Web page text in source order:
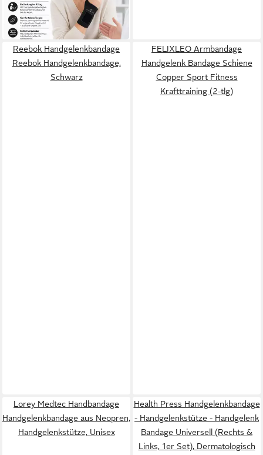
-17%
in 3-4 Werktagen bei dir
Reebok Handgelenkbandage
Reebok Handgelenkbandage,
Schwarz
FELIXLEO Armbandage
Handgelenk Bandage Schiene
Copper Sport Fitness
Krafttraining (2-tlg)
Lorey Medtec Handbandage
Handgelenkbandage aus Neopren,
Handgelenkstütze, Unisex
Health Press Handgelenkbandage
- Handgelenkstütze - Handgelenk
Bandage Universell (Rechts &
Links, 1er Set), Dermatologisch